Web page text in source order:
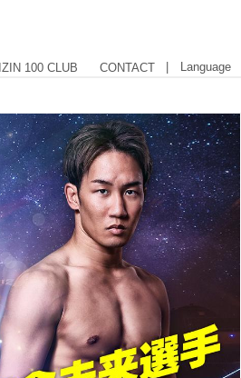
100 CLUB CONTACT | Language